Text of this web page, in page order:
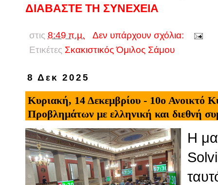
ΔΙΑΒΑΣΤΕ ΤΗ ΣΥΝΕΧΕΙΑ
στις 8:49 π.μ.
Δεν υπάρχουν σχόλια:
Ετικέτες Σκακιστικός Όμιλος Σάμου
8 Δεκ 2025
Κυριακή, 14 Δεκεμβρίου - 10ο Ανοικτό
Προβλημάτων με ελληνική και διεθνή
Η